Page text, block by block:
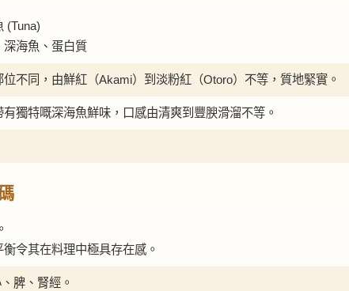
(Tuna)
深海魚、蛋白質
位不同，由鮮紅（Akami）到淡粉紅（Otoro）不等，質地緊實。
有獨特嘅深海魚鮮味，口感由清爽到豐腴滑溜不等。
令其在料理中極具存在感。
脾、腎經。